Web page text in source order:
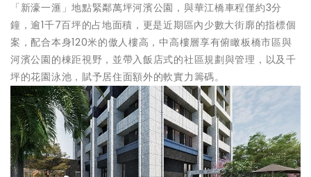
「新濠一滙」地點緊鄰萬坪河濱公園，與華江橋車程僅約3分
鐘，逾1千7百坪的占地面積，更是近期區內少數大街廓的指標個
案，配合本身120米的傲人樓高，中高樓層享有俯瞰板橋市區與
河濱公園的棟距視野，並帶入飯店式的社區規劃與管理，以及千
坪的花園泳池，賦予居住面額外的軟實力籌碼。